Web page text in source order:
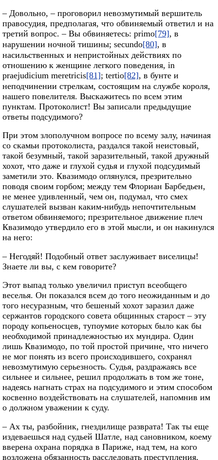
– Довольно, – проговорил невозмутимый вершитель
правосудия, предполагая, что обвиняемый ответил и на
третий вопрос. – Вы обвиняетесь: primo[79], в
нарушении ночной тишины; secundo[80], в
насильственных и непристойных действиях по
отношению к женщине легкого поведения, in
praejudicium meretricis[81]; tertio[82], в бунте и
неподчинении стрелкам, состоящим на службе короля,
нашего повелителя. Выскажитесь по всем этим
пунктам. Протоколист! Вы записали предыдущие
ответы подсудимого?
При этом злополучном вопросе по всему залу, начиная
со скамьи протоколиста, раздался такой неистовый,
такой безумный, такой заразительный, такой дружный
хохот, что даже и глухой судья и глухой подсудимый
заметили это. Квазимодо оглянулся, презрительно
поводя своим горбом; между тем Флориан Барбедьен,
не менее удивленный, чем он, подумал, что смех
слушателей вызван каким‑нибудь непочтительным
ответом обвиняемого; презрительное движение плеч
Квазимодо утвердило его в этой мысли, и он накинулся
на него:
– Негодяй! Подобный ответ заслуживает виселицы!
Знаете ли вы, с кем говорите?
Этот выпад только увеличил приступ всеобщего
веселья. Он показался всем до того неожиданным и до
того несуразным, что бешеный хохот заразил даже
сержантов городского совета общинных старост – эту
породу копьеносцев, тупоумие которых было как бы
необходимой принадлежностью их мундира. Один
лишь Квазимодо, по той простой причине, что ничего
не мог понять из всего происходившего, сохранял
невозмутимую серьезность. Судья, раздражаясь все
сильнее и сильнее, решил продолжать в том же тоне,
надеясь нагнать страх на подсудимого и этим способом
косвенно воздействовать на слушателей, напомнив им
о должном уважении к суду.
– Ах ты, разбойник, гнездилище разврата! Так ты еще
издеваешься над судьей Шатле, над сановником, коему
вверена охрана порядка в Париже, над тем, на кого
возложена обязанность расследовать преступления,